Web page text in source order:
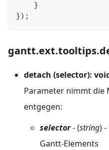
}
}) ;
detach (selector):
Parameter nimmt die
entgegen:
selector- (string) -
Gantt-Elements